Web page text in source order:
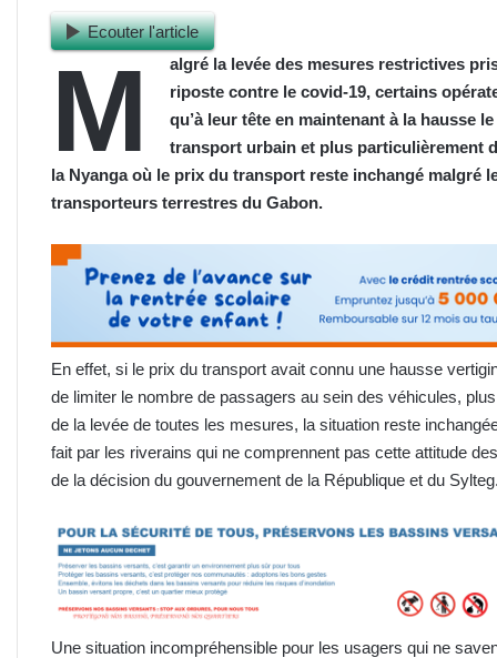
Ecouter l'article
M
algré la levée des mesures restrictives
riposte contre le covid-19, certains
qu’à leur tête en maintenant à la hausse
transport urbain et plus particulièrement
la Nyanga où le prix du transport reste inchangé malgré
transporteurs terrestres du Gabon.
En effet, si le prix du transport avait connu une hausse
de limiter le nombre de passagers au sein des véhicules,
de la levée de toutes les mesures, la situation reste
fait par les riverains qui ne comprennent pas cette attitude
de la décision du gouvernement de la République et du
Une situation incompréhensible pour les usagers qui ne